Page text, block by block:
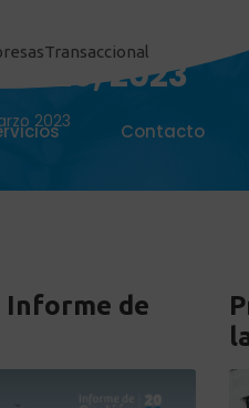
Transaccional
Contacto
2023
2023
de